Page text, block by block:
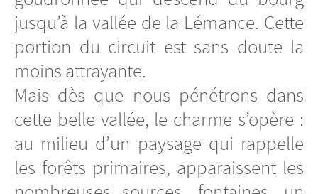
jusqu’à la vallée de la Lémance. Cette
portion du circuit est sans doute la
moins attrayante.
Mais dès que nous pénétrons dans
cette belle vallée, le charme s’opère :
au milieu d’un paysage qui rappelle
les forêts primaires, apparaissent les